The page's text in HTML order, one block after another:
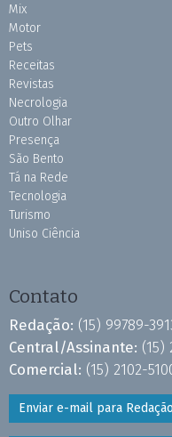
Mix
Motor
Pets
Receitas
Revistas
Necrologia
Outro Olhar
Presença
São Bento
Tá na Rede
Tecnologia
Turismo
Uniso Ciência
Contato
Redação: (15) 99789-
Central/Assinante: (15)
Comercial: (15) 2102-
Enviar e-mail para Redação